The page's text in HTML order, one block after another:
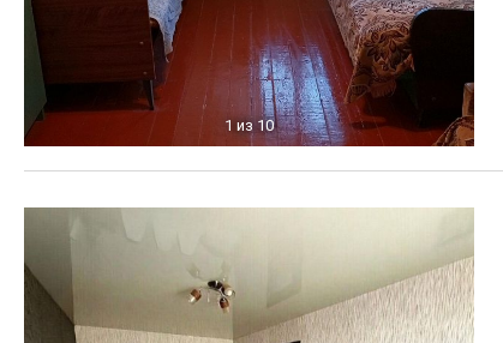
1 из 10